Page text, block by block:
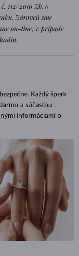
112/2016 Zb. o
Zároveň sme
on-line; v prípade
Každý šperk
a súčasťou
informáciami o